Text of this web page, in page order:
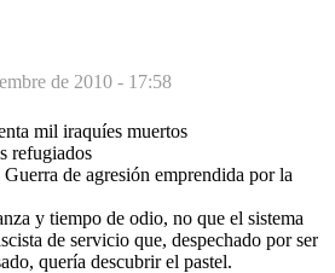
de 2010 - 17:58
mil iraquíes muertos
refugiados
de agresión emprendida por la
y tiempo de odio, no que el sistema
de servicio que, despechado por ser
quería descubrir el pastel.